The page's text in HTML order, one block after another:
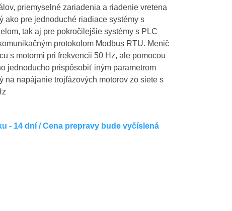
priemyselné zariadenia a riadenie vretena
ako pre jednoduché riadiace systémy s
tak aj pre pokročilejšie systémy s PLC
protokolom Modbus RTU. Menič
s motormi pri frekvencii 50 Hz, ale pomocou
jednoducho prispôsobiť iným parametrom
na napájanie trojfázových motorov zo siete s
- 14 dní / Cena prepravy bude vyčíslená